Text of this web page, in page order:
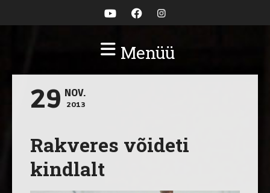
Menüü
29 NOV.
2013
Rakveres võideti
kindlalt